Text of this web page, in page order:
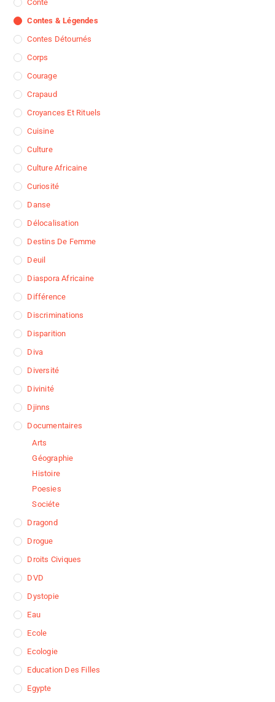
Conte
Contes & Légendes
Contes Détournés
Corps
Courage
Crapaud
Croyances Et Rituels
Cuisine
Culture
Culture Africaine
Curiosité
Danse
Délocalisation
Destins De Femme
Deuil
Diaspora Africaine
Différence
Discriminations
Disparition
Diva
Diversité
Divinité
Djinns
Documentaires
Arts
Géographie
Histoire
Poesies
Sociéte
Dragond
Drogue
Droits Civiques
DVD
Dystopie
Eau
Ecole
Ecologie
Education Des Filles
Egypte